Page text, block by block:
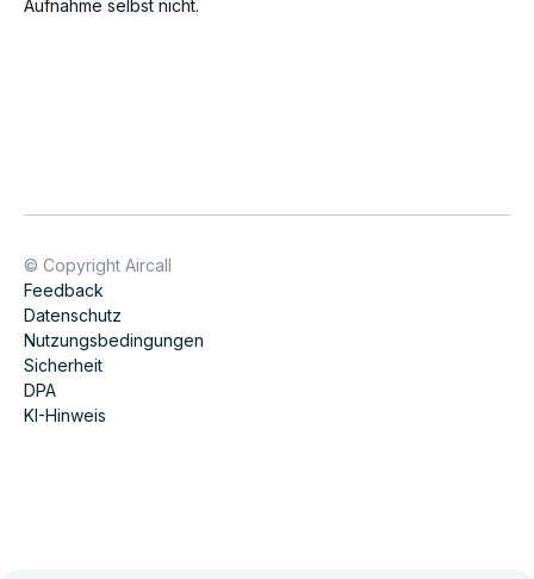
Aufnahme selbst nicht.
© Copyright Aircall
Feedback
Datenschutz
Nutzungsbedingungen
Sicherheit
DPA
KI-Hinweis